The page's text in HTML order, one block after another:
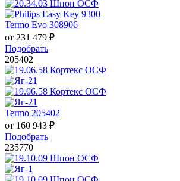
Termo Evo 308906
от 231 479 ₽
Подобрать
205402
Termo 205402
от 160 943 ₽
Подобрать
235770